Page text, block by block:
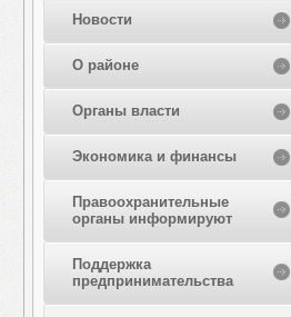
Новости
О районе
Органы власти
Экономика и финансы
Правоохранительные
органы информируют
Поддержка
предпринимательства